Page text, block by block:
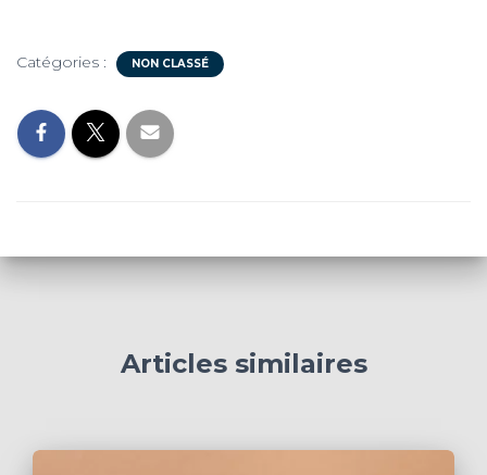
Catégories : NON CLASSÉ
Articles similaires